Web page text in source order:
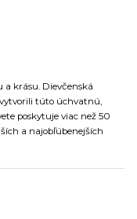
a krásu. Dievčenská
vytvorili túto úchvatnú,
poskytuje viac než 50
a najobľúbenejších